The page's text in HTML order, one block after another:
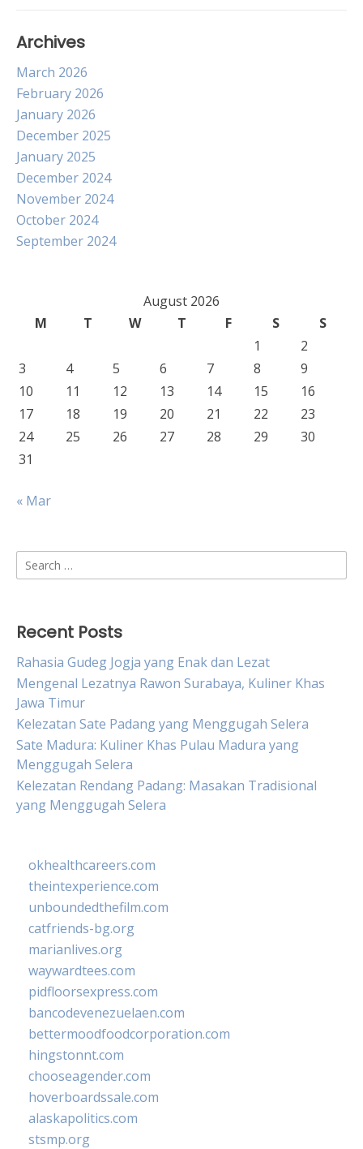
Archives
March 2026
February 2026
January 2026
December 2025
January 2025
December 2024
November 2024
October 2024
September 2024
August 2026
M
T W T F S
S
1
2
3
4 5 6 7 8
9
10
11 12 13 14 15
16
17
18 19 20 21 22
23
24
25 26 27 28 29
30
31
« Mar
Search
for:
Recent Posts
Rahasia Gudeg Jogja yang Enak dan Lezat
Mengenal Lezatnya Rawon Surabaya, Kuliner Khas
Jawa Timur
Kelezatan Sate Padang yang Menggugah Selera
Sate Madura: Kuliner Khas Pulau Madura yang
Menggugah Selera
Kelezatan Rendang Padang: Masakan Tradisional
yang Menggugah Selera
okhealthcareers.com
theintexperience.com
unboundedthefilm.com
catfriends-bg.org
marianlives.org
waywardtees.com
pidfloorsexpress.com
bancodevenezuelaen.com
bettermoodfoodcorporation.com
hingstonnt.com
chooseagender.com
hoverboardssale.com
alaskapolitics.com
stsmp.org